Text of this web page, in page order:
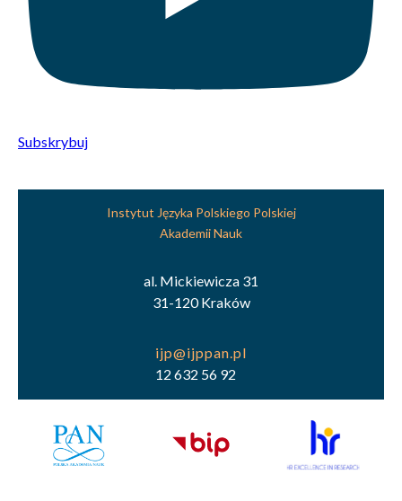
Subskrybuj
Instytut Języka Polskiego Polskiej
Akademii Nauk
al. Mickiewicza 31
31-120 Kraków
12 632 56 92